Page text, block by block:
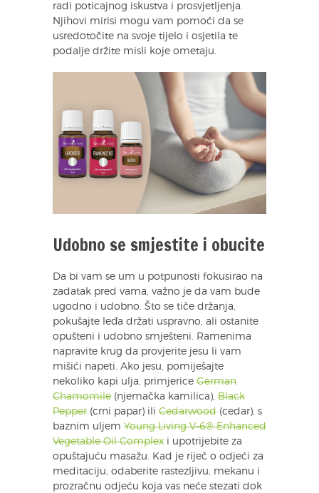
radi poticajnog iskustva i prosvjetljenja.
Njihovi mirisi mogu vam pomoći da se
usredotočite na svoje tijelo i osjetila te
podalje držite misli koje ometaju.
Udobno se smjestite i obucite
Da bi vam se um u potpunosti fokusirao na
zadatak pred vama, važno je da vam bude
ugodno i udobno. Što se tiče držanja,
pokušajte leđa držati uspravno, ali ostanite
opušteni i udobno smješteni. Ramenima
napravite krug da provjerite jesu li vam
mišići napeti. Ako jesu, pomiješajte
nekoliko kapi ulja, primjerice German
Chamomile (njemačka kamilica), Black
Pepper (crni papar) ili Cedarwood (cedar), s
baznim uljem Young Living V-6® Enhanced
Vegetable Oil Complex i upotrijebite za
opuštajuću masažu. Kad je riječ o odjeći za
meditaciju, odaberite rastezljivu, mekanu i
prozračnu odjeću koja vas neće stezati dok